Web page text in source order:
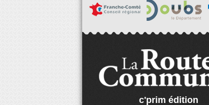
c'prim édition